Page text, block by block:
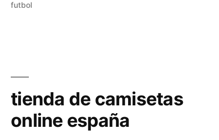
futbol
tienda de camisetas
online españa